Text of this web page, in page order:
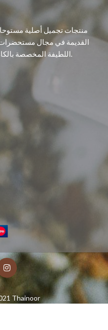
القديمة في مجال مستحضرات
Thainoor